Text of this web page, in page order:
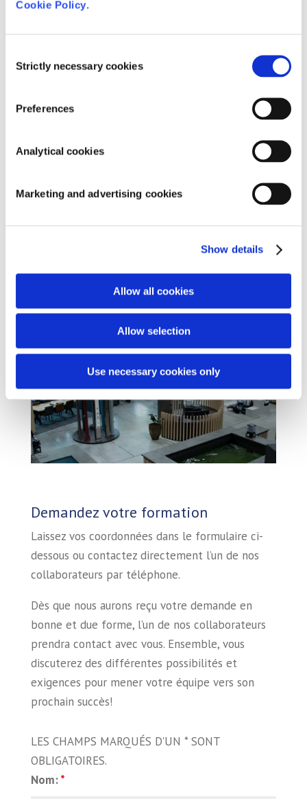
Cookie Policy.
Selection
Strictly necessary cookies
Preferences
Analytical cookies
Marketing and advertising cookies
Show details
Allow all cookies
Allow selection
Use necessary cookies only
Facultatif : Un service de restauration et un
Exemples pratiques
Notions de base : Construction d’une piscine
Gamme de produits : marque et/ou catégorie
piscines et étangs AquaForte
Formation informative/technique pour les
Demandez votre formation
Laissez vos coordonnées dans le formulaire ci-
dessous ou contactez directement l’un de nos
collaborateurs par téléphone.
Dès que nous aurons reçu votre demande en
bonne et due forme, l’un de nos collaborateurs
prendra contact avec vous. Ensemble, vous
discuterez des différentes possibilités et
exigences pour mener votre équipe vers son
prochain succès!
LES CHAMPS MARQUÉS D'UN * SONT
OBLIGATOIRES.
Nom:*